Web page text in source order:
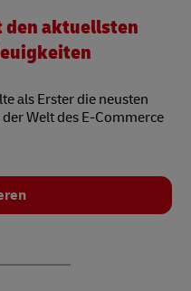
den aktuellsten
als Erster die neusten
Welt des E-Commerce